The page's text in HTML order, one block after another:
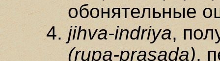
обонятельные
jihva-indriya,
(rupa-prasada),